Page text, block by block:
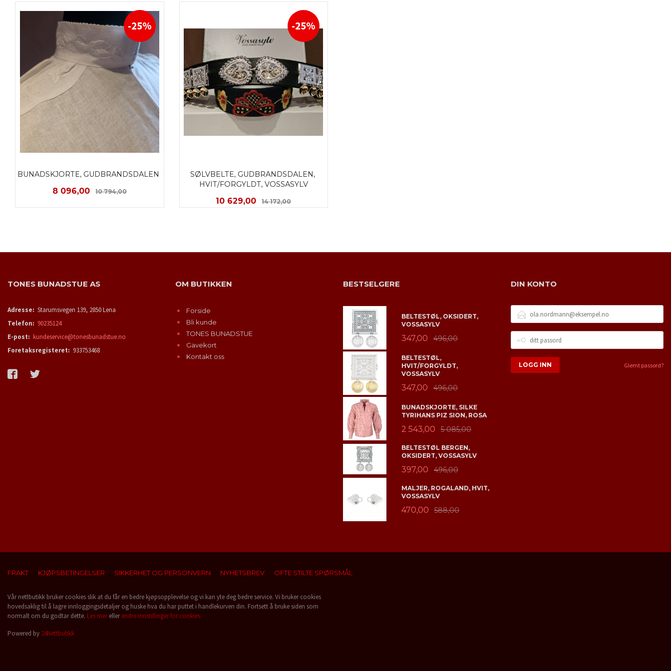
BUNADSKJORTE, GUDBRANDSDALEN
Tilbud
8 096,00 10 794,00Rabatt
-25%
SØLVBELTE, GUDBRANDSDALEN,
HVIT/FORGYLDT, VOSSASYLV
Tilbud
10 629,00 14 172,00Rabatt
-25%
TONES BUNADSTUE AS
Adresse: Starumsvegen 139, 2850 Lena
Telefon: 90235124
E-post: kundeservice@tonesbunadstue.no
Foretaksregisteret: 933753468
OM BUTIKKEN
Forside
Bli kunde
TONES BUNADSTUE
Gavekort
Kontakt oss
BESTSELGERE
BELTESTØL, OKSIDERT,
VOSSASYLV
347,00 496,00
BELTESTØL,
HVIT/FORGYLDT,
VOSSASYLV
347,00 496,00
BUNADSKJORTE, SILKE
TYRIHANS PIZ SION, ROSA
2 543,00 5 085,00
BELTESTØL BERGEN,
OKSIDERT, VOSSASYLV
397,00 496,00
MALJER, ROGALAND, HVIT,
VOSSASYLV
470,00 588,00
DIN KONTO
POSTADRESSE
PASSORD
Glemt passord?
FRAKT KJØPSBETINGELSER SIKKERHET OG PERSONVERN NYHETSBREV OFTE STILTE SPØRSMÅL
Vår nettbutikk bruker cookies slik at du får en bedre kjøpsopplevelse og vi kan yte deg bedre service. Vi bruker cookies
hovedsaklig til å lagre innloggingsdetaljer og huske hva du har puttet i handlekurven din. Fortsett å bruke siden som
normalt om du godtar dette. Les merellerendre innstillinger for cookies.
Powered by 24Nettbutikk